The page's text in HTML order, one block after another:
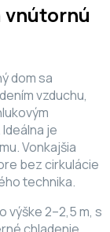
vnútornú
dom sa
vzduchu,
je
Vonkajšia
bez cirkulácie
technika.
výške 2–2,5 m, s